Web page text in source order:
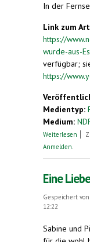
In der
Link zum
https://
wurde-aus-
verfügbar;
https://
Medientyp:
Medium:
Weiterlesen
Anmelden.
Eine
Gespeichert von
12:22
Sabine und